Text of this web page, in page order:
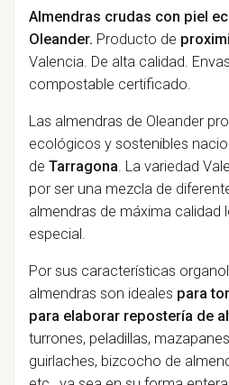
Almendras crudas con piel
Oleander. Producto de
Valencia. De alta calidad.
compostable certificado.
Las almendras de Oleander
ecológicos y sostenibles
de Tarragona. La variedad
por ser una mezcla de
almendras de máxima calidad
especial.
Por sus características
almendras son ideales para
para elaborar repostería de
turrones, peladillas,
guirlaches, bizcocho de